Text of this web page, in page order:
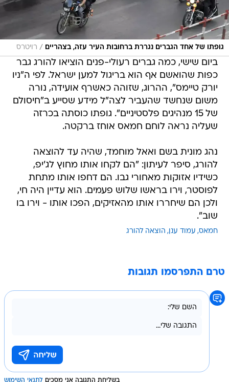
גופתו של אחד הגברים נגררת ברחובות העיר עזה, בצהריים / רויטרס
ביום שישי, כמה גברים רעולי-פנים הוציאו להורג גבר
כפות שהואשם אף הוא בריגול למען ישראל. לפי ה"ניו
יורק טיימס", ההרוג, שזוהה כאשרף אועידה, נורה
משום שנחשד שהעביר לצה"ל מידע שסייע ב"חיסולם
של 15 מנהיגים פלסטיניים". גופתו כוסתה בכרזה
שעליה נראה לוחם חמאס אוחז ברקטה.
נהג מונית בשם ואאל מוחמד, שהיה עד להוצאה
להורג, סיפר לעיתון: "הם לקחו אותו מחוץ לג'יפ,
כשידיו אזוקות מאחורי גבו. הם דחפו אותו מתחת
לפוסטר, וירו בראשו שלוש פעמים. הוא עדיין היה חי,
ולכן הם שיחררו אותו מהאזיקים, הפכו אותו - וירו בו
שוב".
חמאס עמוד ענן הוצאה להורג
טרם התפרסמו תגובות
בשליחת התגובה אני מסכים לתנאי השימוש